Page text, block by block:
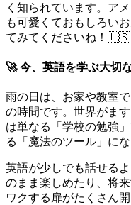
く知られています。ア
も可愛くておもしろい
てみてくださいね！
🚀 今、英語を学ぶ大切
雨の日は、お家や教室
の時間です。世界がま
は単なる「学校の勉強
る「魔法のツール」にな
英語が少しでも話せる
のまま楽しめたり、将
ワクする扉がたくさん